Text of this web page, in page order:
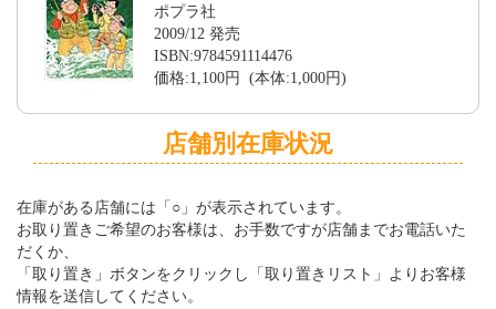
ポプラ社
2009/12 発売
ISBN:9784591114476
価格:1,100円 (本体:1,000円)
店舗別在庫状況
在庫がある店舗には「○」が表示されています。
お取り置きご希望のお客様は、お手数ですが店舗までお電話いた
だくか、
「取り置き」ボタンをクリックし「取り置きリスト」よりお客様
情報を送信してください。